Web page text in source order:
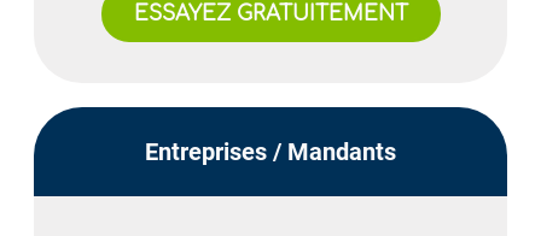
ESSAYEZ GRATUITEMENT
Entreprises / Mandants